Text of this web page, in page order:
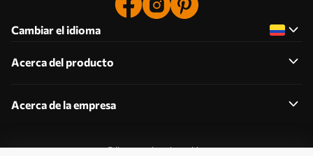
Cambiar el idioma
Acerca del producto
Acerca de la empresa
Editar permisos de cookies